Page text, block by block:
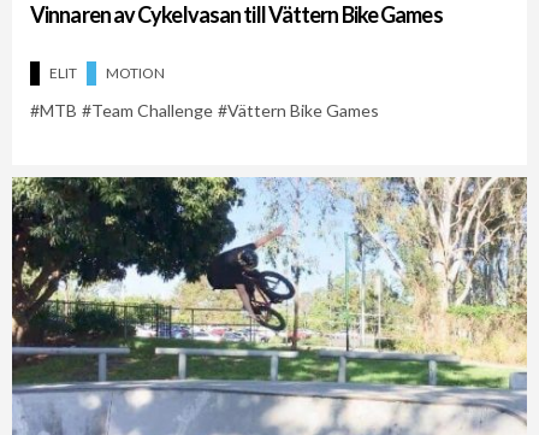
Vinnaren av Cykelvasan till Vättern Bike Games
ELIT MOTION
MTB Team Challenge Vättern Bike Games